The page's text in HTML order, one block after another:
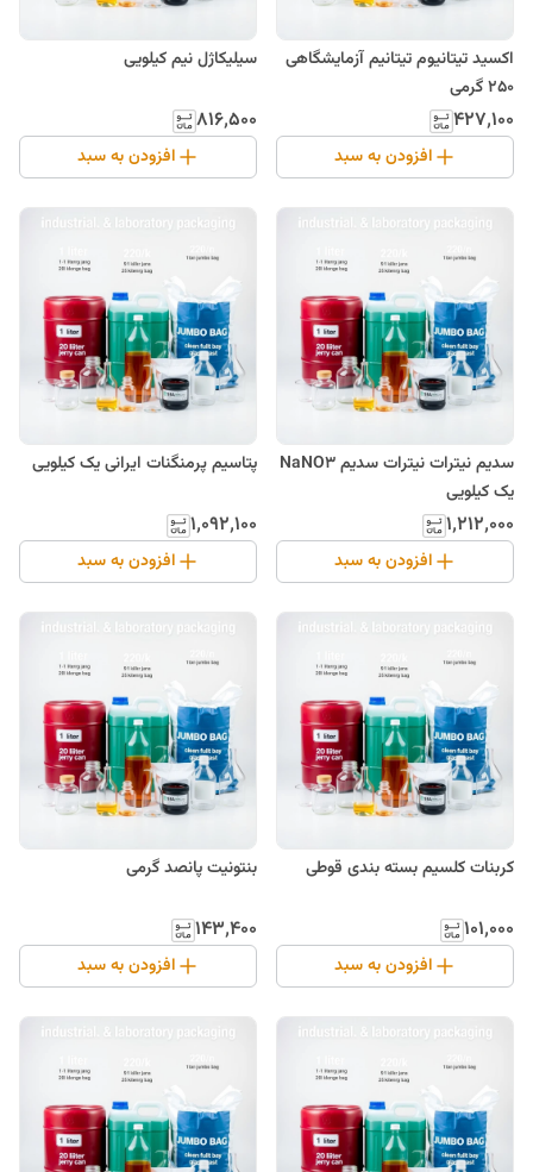
اکسید تیتانیوم تیتانیم آزمایشگاهی
250 گرمی
۴۲۷٬۱۰۰
افزودن به سبد
سیلیکاژل نیم کیلویی
۸۱۶٬۵۰۰
افزودن به سبد
سدیم نیترات نیترات سدیم NaNO3
یک کیلویی
۱٬۲۱۲٬۰۰۰
افزودن به سبد
پتاسیم پرمنگنات ایرانی یک کیلویی
۱٬۰۹۲٬۱۰۰
افزودن به سبد
کربنات کلسیم بسته بندی قوطی
۱۰۱٬۰۰۰
افزودن به سبد
بنتونیت پانصد گرمی
۱۴۳٬۴۰۰
افزودن به سبد